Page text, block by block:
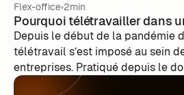
Flex-office 2min
Pourquoi télétravailler dans
Depuis le début de la pandémie
télétravail s’est imposé au sein
entreprises. Pratiqué depuis le
initiale, il est désormais envisagé